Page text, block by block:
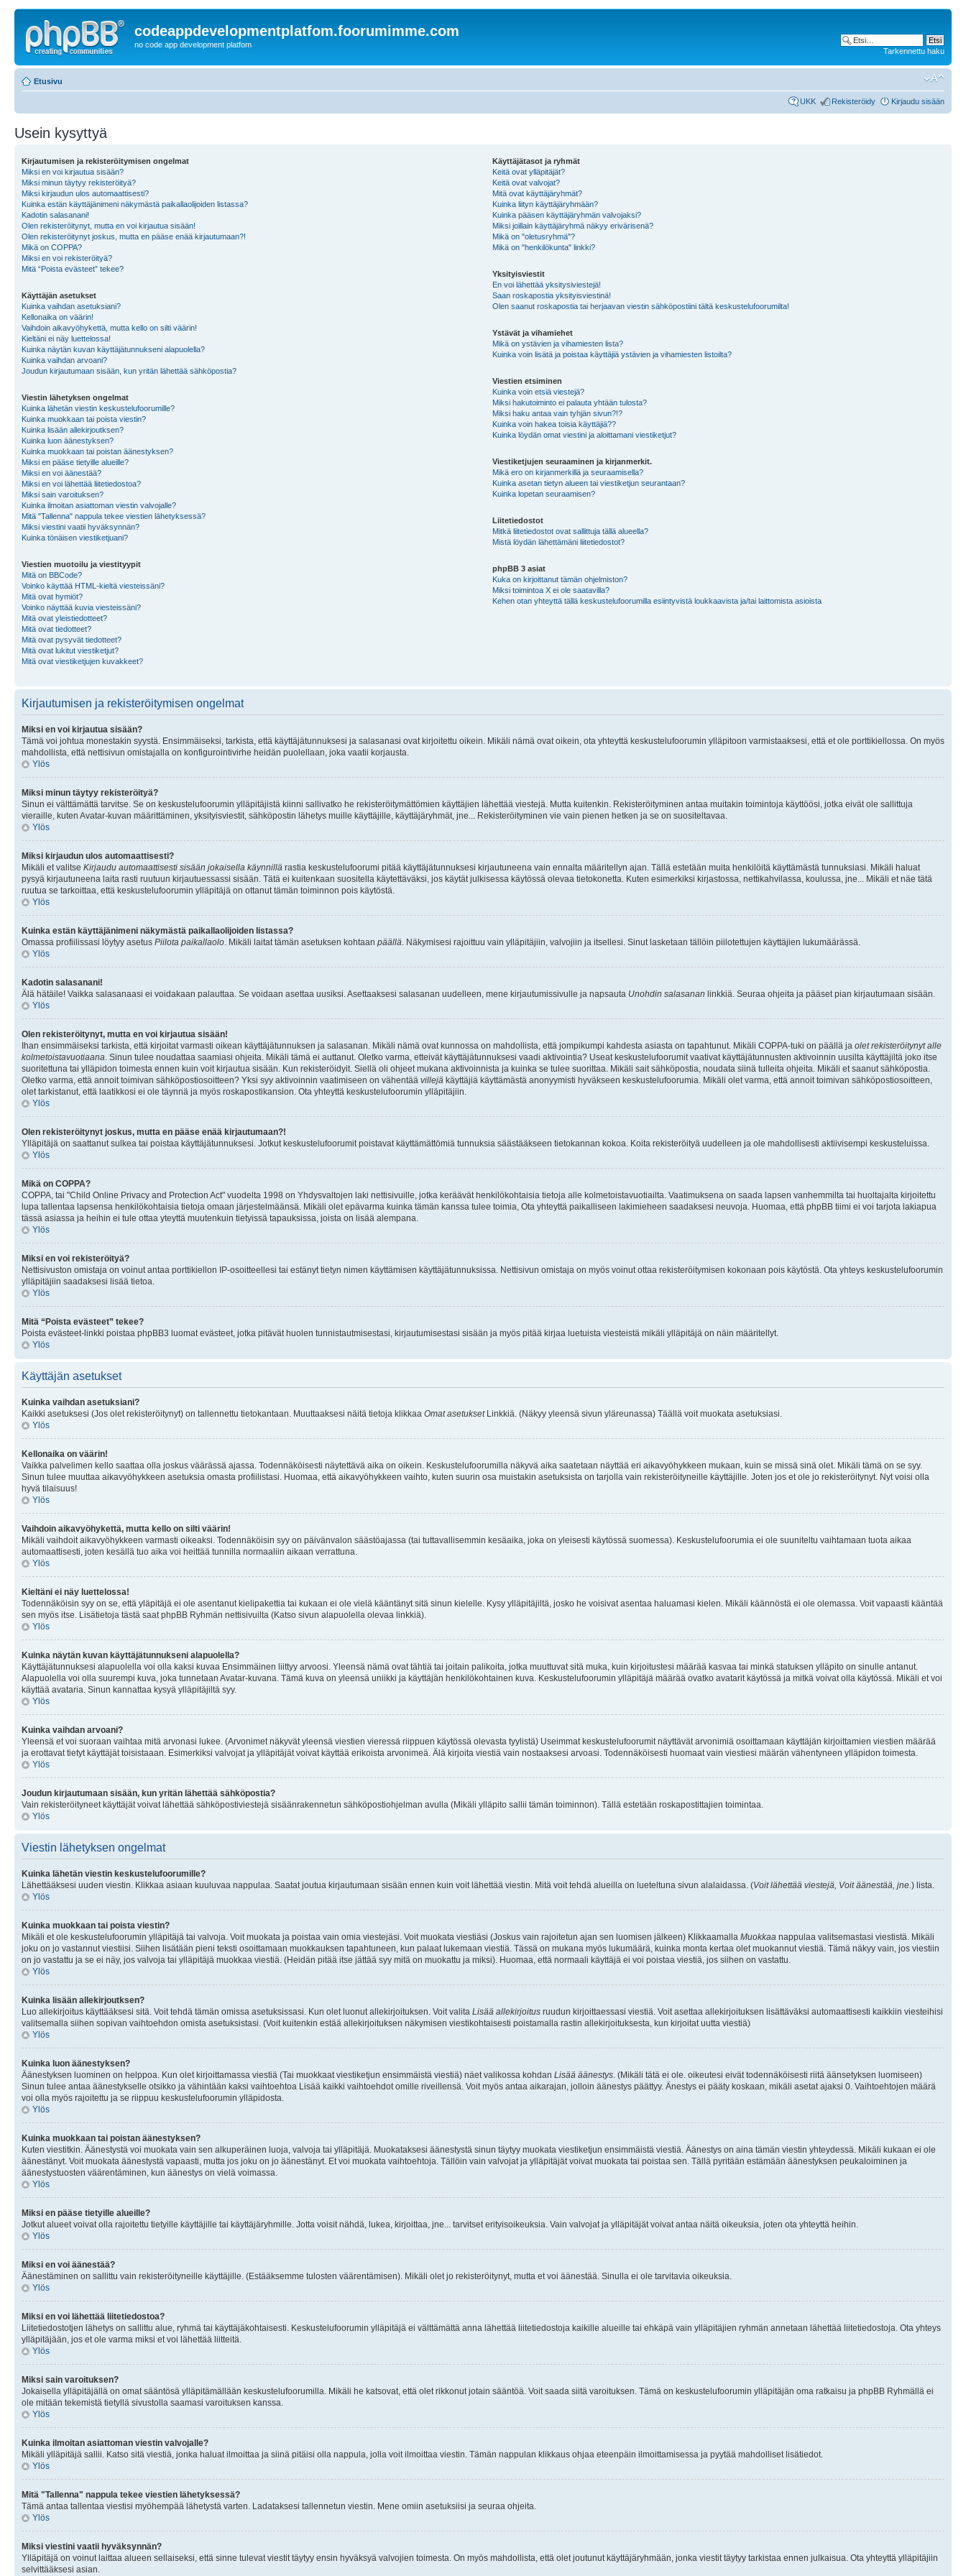
codeappdevelopmentplatfom.foorumimme.com
no code app development platfom
Tarkennettu haku
Etusivu
UKK Rekisteröidy Kirjaudu sisään
Usein kysyttyä
Kirjautumisen ja rekisteröitymisen ongelmat
Miksi en voi kirjautua sisään?
Miksi minun täytyy rekisteröityä?
Miksi kirjaudun ulos automaattisesti?
Kuinka estän käyttäjänimeni näkymästä paikallaolijoiden listassa?
Kadotin salasanani!
Olen rekisteröitynyt, mutta en voi kirjautua sisään!
Olen rekisteröitynyt joskus, mutta en pääse enää kirjautumaan?!
Mikä on COPPA?
Miksi en voi rekisteröityä?
Mitä “Poista evästeet” tekee?
Käyttäjän asetukset
Kuinka vaihdan asetuksiani?
Kellonaika on väärin!
Vaihdoin aikavyöhykettä, mutta kello on silti väärin!
Kieltäni ei näy luettelossa!
Kuinka näytän kuvan käyttäjätunnukseni alapuolella?
Kuinka vaihdan arvoani?
Joudun kirjautumaan sisään, kun yritän lähettää sähköpostia?
Viestin lähetyksen ongelmat
Kuinka lähetän viestin keskustelufoorumille?
Kuinka muokkaan tai poista viestin?
Kuinka lisään allekirjoutksen?
Kuinka luon äänestyksen?
Kuinka muokkaan tai poistan äänestyksen?
Miksi en pääse tietyille alueille?
Miksi en voi äänestää?
Miksi en voi lähettää liitetiedostoa?
Miksi sain varoituksen?
Kuinka ilmoitan asiattoman viestin valvojalle?
Mitä "Tallenna" nappula tekee viestien lähetyksessä?
Miksi viestini vaatii hyväksynnän?
Kuinka tönäisen viestiketjuani?
Viestien muotoilu ja viestityypit
Mitä on BBCode?
Voinko käyttää HTML-kieltä viesteissäni?
Mitä ovat hymiöt?
Voinko näyttää kuvia viesteissäni?
Mitä ovat yleistiedotteet?
Mitä ovat tiedotteet?
Mitä ovat pysyvät tiedotteet?
Mitä ovat lukitut viestiketjut?
Mitä ovat viestiketjujen kuvakkeet?
Käyttäjätasot ja ryhmät
Keitä ovat ylläpitäjät?
Keitä ovat valvojat?
Mitä ovat käyttäjäryhmät?
Kuinka liityn käyttäjäryhmään?
Kuinka pääsen käyttäjäryhmän valvojaksi?
Miksi joillain käyttäjäryhmä näkyy erivärisenä?
Mikä on "oletusryhmä"?
Mikä on "henkilökunta" linkki?
Yksityisviestit
En voi lähettää yksitysiviestejä!
Saan roskapostia yksityisviestinä!
Olen saanut roskapostia tai herjaavan viestin sähköpostiini tältä keskustelufoorumilta!
Ystävät ja vihamiehet
Mikä on ystävien ja vihamiesten lista?
Kuinka voin lisätä ja poistaa käyttäjiä ystävien ja vihamiesten listoilta?
Viestien etsiminen
Kuinka voin etsiä viestejä?
Miksi hakutoiminto ei palauta yhtään tulosta?
Miksi haku antaa vain tyhjän sivun?!?
Kuinka voin hakea toisia käyttäjiä??
Kuinka löydän omat viestini ja aloittamani viestiketjut?
Viestiketjujen seuraaminen ja kirjanmerkit.
Mikä ero on kirjanmerkillä ja seuraamisella?
Kuinka asetan tietyn alueen tai viestiketjun seurantaan?
Kuinka lopetan seuraamisen?
Liitetiedostot
Mitkä liitetiedostot ovat sallittuja tällä alueella?
Mistä löydän lähettämäni liitetiedostot?
phpBB 3 asiat
Kuka on kirjoittanut tämän ohjelmiston?
Miksi toimintoa X ei ole saatavilla?
Kehen otan yhteyttä tällä keskustelufoorumilla esiintyvistä loukkaavista ja/tai laittomista asioista
Kirjautumisen ja rekisteröitymisen ongelmat
Miksi en voi kirjautua sisään?
Tämä voi johtua monestakin syystä. Ensimmäiseksi, tarkista, että käyttäjätunnuksesi ja salasanasi ovat kirjoitettu oikein. Mikäli nämä ovat oikein, ota yhteyttä keskustelufoorumin ylläpitoon varmistaaksesi, että et ole porttikiellossa. On myös
mahdollista, että nettisivun omistajalla on konfigurointivirhe heidän puolellaan, joka vaatii korjausta.
Ylös
Miksi minun täytyy rekisteröityä?
Sinun ei välttämättä tarvitse. Se on keskustelufoorumin ylläpitäjistä kiinni sallivatko he rekisteröitymättömien käyttäjien lähettää viestejä. Mutta kuitenkin. Rekisteröityminen antaa muitakin toimintoja käyttöösi, jotka eivät ole sallittuja
vieraille, kuten Avatar-kuvan määrittäminen, yksityisviestit, sähköpostin lähetys muille käyttäjille, käyttäjäryhmät, jne... Rekisteröityminen vie vain pienen hetken ja se on suositeltavaa.
Ylös
Miksi kirjaudun ulos automaattisesti?
Mikäli et valitse Kirjaudu automaattisesti sisään jokaisella käynnillä rastia keskustelufoorumi pitää käyttäjätunnuksesi kirjautuneena vain ennalta määritellyn ajan. Tällä estetään muita henkilöitä käyttämästä tunnuksiasi. Mikäli haluat
pysyä kirjautuneena laita rasti ruutuun kirjautuessassi sisään. Tätä ei kuitenkaan suositella käytettäväksi, jos käytät julkisessa käytössä olevaa tietokonetta. Kuten esimerkiksi kirjastossa, nettikahvilassa, koulussa, jne... Mikäli et näe tätä
ruutua se tarkoittaa, että keskustelufoorumin ylläpitäjä on ottanut tämän toiminnon pois käytöstä.
Ylös
Kuinka estän käyttäjänimeni näkymästä paikallaolijoiden listassa?
Omassa profiilissasi löytyy asetus Piilota paikallaolo . Mikäli laitat tämän asetuksen kohtaan päällä . Näkymisesi rajoittuu vain ylläpitäjiin, valvojiin ja itsellesi. Sinut lasketaan tällöin piilotettujen käyttäjien lukumäärässä.
Ylös
Kadotin salasanani!
Älä hätäile! Vaikka salasanaasi ei voidakaan palauttaa. Se voidaan asettaa uusiksi. Asettaaksesi salasanan uudelleen, mene kirjautumissivulle ja napsauta Unohdin salasanan linkkiä. Seuraa ohjeita ja pääset pian kirjautumaan sisään.
Ylös
Olen rekisteröitynyt, mutta en voi kirjautua sisään!
Ihan ensimmäiseksi tarkista, että kirjoitat varmasti oikean käyttäjätunnuksen ja salasanan. Mikäli nämä ovat kunnossa on mahdollista, että jompikumpi kahdesta asiasta on tapahtunut. Mikäli COPPA-tuki on päällä ja olet rekisteröitynyt alle
kolmetoistavuotiaana . Sinun tulee noudattaa saamiasi ohjeita. Mikäli tämä ei auttanut. Oletko varma, etteivät käyttäjätunnuksesi vaadi aktivointia? Useat keskustelufoorumit vaativat käyttäjätunnusten aktivoinnin uusilta käyttäjiltä joko itse
suoritettuna tai ylläpidon toimesta ennen kuin voit kirjautua sisään. Kun rekisteröidyit. Siellä oli ohjeet mukana aktivoinnista ja kuinka se tulee suorittaa. Mikäli sait sähköpostia, noudata siinä tulleita ohjeita. Mikäli et saanut sähköpostia.
Oletko varma, että annoit toimivan sähköpostiosoitteen? Yksi syy aktivoinnin vaatimiseen on vähentää villejä käyttäjiä käyttämästä anonyymisti hyväkseen keskustelufoorumia. Mikäli olet varma, että annoit toimivan sähköpostiosoitteen,
olet tarkistanut, että laatikkosi ei ole täynnä ja myös roskapostikansion. Ota yhteyttä keskustelufoorumin ylläpitäjiin.
Ylös
Olen rekisteröitynyt joskus, mutta en pääse enää kirjautumaan?!
Ylläpitäjä on saattanut sulkea tai poistaa käyttäjätunnuksesi. Jotkut keskustelufoorumit poistavat käyttämättömiä tunnuksia säästääkseen tietokannan kokoa. Koita rekisteröityä uudelleen ja ole mahdollisesti aktiivisempi keskusteluissa.
Ylös
Mikä on COPPA?
COPPA, tai "Child Online Privacy and Protection Act" vuodelta 1998 on Yhdysvaltojen laki nettisivuille, jotka keräävät henkilökohtaisia tietoja alle kolmetoistavuotiailta. Vaatimuksena on saada lapsen vanhemmilta tai huoltajalta kirjoitettu
lupa tallentaa lapsensa henkilökohtaisia tietoja omaan järjestelmäänsä. Mikäli olet epävarma kuinka tämän kanssa tulee toimia, Ota yhteyttä paikalliseen lakimieheen saadaksesi neuvoja. Huomaa, että phpBB tiimi ei voi tarjota lakiapua
tässä asiassa ja heihin ei tule ottaa yteyttä muutenkuin tietyissä tapauksissa, joista on lisää alempana.
Ylös
Miksi en voi rekisteröityä?
Nettisivuston omistaja on voinut antaa porttikiellon IP-osoitteellesi tai estänyt tietyn nimen käyttämisen käyttäjätunnuksissa. Nettisivun omistaja on myös voinut ottaa rekisteröitymisen kokonaan pois käytöstä. Ota yhteys keskustelufoorumin
ylläpitäjiin saadaksesi lisää tietoa.
Ylös
Mitä “Poista evästeet” tekee?
Poista evästeet-linkki poistaa phpBB3 luomat evästeet, jotka pitävät huolen tunnistautmisestasi, kirjautumisestasi sisään ja myös pitää kirjaa luetuista viesteistä mikäli ylläpitäjä on näin määritellyt.
Ylös
Käyttäjän asetukset
Kuinka vaihdan asetuksiani?
Kaikki asetuksesi (Jos olet rekisteröitynyt) on tallennettu tietokantaan. Muuttaaksesi näitä tietoja klikkaa Omat asetuksetLinkkiä. (Näkyy yleensä sivun yläreunassa) Täällä voit muokata asetuksiasi.
Ylös
Kellonaika on väärin!
Vaikka palvelimen kello saattaa olla joskus väärässä ajassa. Todennäköisesti näytettävä aika on oikein. Keskustelufoorumilla näkyvä aika saatetaan näyttää eri aikavyöhykkeen mukaan, kuin se missä sinä olet. Mikäli tämä on se syy.
Sinun tulee muuttaa aikavyöhykkeen asetuksia omasta profiilistasi. Huomaa, että aikavyöhykkeen vaihto, kuten suurin osa muistakin asetuksista on tarjolla vain rekisteröityneille käyttäjille. Joten jos et ole jo rekisteröitynyt. Nyt voisi olla
hyvä tilaisuus!
Ylös
Vaihdoin aikavyöhykettä, mutta kello on silti väärin!
Mikäli vaihdoit aikavyöhykkeen varmasti oikeaksi. Todennäköisin syy on päivänvalon säästöajassa (tai tuttavallisemmin kesäaika, joka on yleisesti käytössä suomessa). Keskustelufoorumia ei ole suuniteltu vaihtamaan tuota aikaa
automaattisesti, joten kesällä tuo aika voi heittää tunnilla normaaliin aikaan verrattuna.
Ylös
Kieltäni ei näy luettelossa!
Todennäköisin syy on se, että yläpitäjä ei ole asentanut kielipakettia tai kukaan ei ole vielä kääntänyt sitä sinun kielelle. Kysy ylläpitäjiltä, josko he voisivat asentaa haluamasi kielen. Mikäli käännöstä ei ole olemassa. Voit vapaasti kääntää
sen myös itse. Lisätietoja tästä saat phpBB Ryhmän nettisivuilta (Katso sivun alapuolella olevaa linkkiä).
Ylös
Kuinka näytän kuvan käyttäjätunnukseni alapuolella?
Käyttäjätunnuksesi alapuolella voi olla kaksi kuvaa Ensimmäinen liittyy arvoosi. Yleensä nämä ovat tähtiä tai joitain palikoita, jotka muuttuvat sitä muka, kuin kirjoitustesi määrää kasvaa tai minkä statuksen ylläpito on sinulle antanut.
Alapuolella voi olla suurempi kuva, joka tunnetaan Avatar-kuvana. Tämä kuva on yleensä uniikki ja käyttäjän henkilökohtainen kuva. Keskustelufoorumin ylläpitäjä määrää ovatko avatarit käytössä ja mitkä voivat olla käytössä. Mikäli et voi
käyttää avataria. Sinun kannattaa kysyä ylläpitäjiltä syy.
Ylös
Kuinka vaihdan arvoani?
Yleensä et voi suoraan vaihtaa mitä arvonasi lukee. (Arvonimet näkyvät yleensä viestien vieressä riippuen käytössä olevasta tyylistä) Useimmat keskustelufoorumit näyttävät arvonimiä osoittamaan käyttäjän kirjoittamien viestien määrää
ja erottavat tietyt käyttäjät toisistaaan. Esimerkiksi valvojat ja ylläpitäjät voivat käyttää erikoista arvonimeä. Älä kirjoita viestiä vain nostaaksesi arvoasi. Todennäköisesti huomaat vain viestiesi määrän vähentyneen ylläpidon toimesta.
Ylös
Joudun kirjautumaan sisään, kun yritän lähettää sähköpostia?
Vain rekisteröityneet käyttäjät voivat lähettää sähköpostiviestejä sisäänrakennetun sähköpostiohjelman avulla (Mikäli ylläpito sallii tämän toiminnon). Tällä estetään roskapostittajien toimintaa.
Ylös
Viestin lähetyksen ongelmat
Kuinka lähetän viestin keskustelufoorumille?
Lähettääksesi uuden viestin. Klikkaa asiaan kuuluvaa nappulaa. Saatat joutua kirjautumaan sisään ennen kuin voit lähettää viestin. Mitä voit tehdä alueilla on lueteltuna sivun alalaidassa. (Voit lähettää viestejä, Voit äänestää, jne. ) lista.
Ylös
Kuinka muokkaan tai poista viestin?
Mikäli et ole keskustelufoorumin ylläpitäjä tai valvoja. Voit muokata ja poistaa vain omia viestejäsi. Voit muokata viestiäsi (Joskus vain rajoitetun ajan sen luomisen jälkeen) Klikkaamalla Muokkaa nappulaa valitsemastasi viestistä. Mikäli
joku on jo vastannut viestiisi. Siihen lisätään pieni teksti osoittamaan muokkauksen tapahtuneen, kun palaat lukemaan viestiä. Tässä on mukana myös lukumäärä, kuinka monta kertaa olet muokannut viestiä. Tämä näkyy vain, jos viestiin
on jo vastattu ja se ei näy, jos valvoja tai ylläpitäjä muokkaa viestiä. (Heidän pitää itse jättää syy mitä on muokattu ja miksi). Huomaa, että normaali käyttäjä ei voi poistaa viestiä, jos siihen on vastattu.
Ylös
Kuinka lisään allekirjoutksen?
Luo allekirjoitus käyttääksesi sitä. Voit tehdä tämän omissa asetuksissasi. Kun olet luonut allekirjoituksen. Voit valita Lisää allekirjoitus ruudun kirjoittaessasi viestiä. Voit asettaa allekirjoituksen lisättäväksi automaattisesti kaikkiin viesteihisi
valitsemalla siihen sopivan vaihtoehdon omista asetuksistasi. (Voit kuitenkin estää allekirjoituksen näkymisen viestikohtaisesti poistamalla rastin allekirjoituksesta, kun kirjoitat uutta viestiä)
Ylös
Kuinka luon äänestyksen?
Äänestyksen luominen on helppoa. Kun olet kirjoittamassa viestiä (Tai muokkaat viestiketjun ensimmäistä viestiä) näet valikossa kohdan Lisää äänestys . (Mikäli tätä ei ole. oikeutesi eivät todennäköisesti riitä äänsetyksen luomiseen)
Sinun tulee antaa äänestykselle otsikko ja vähintään kaksi vaihtoehtoa Lisää kaikki vaihtoehdot omille riveillensä. Voit myös antaa aikarajan, jolloin äänestys päättyy. Änestys ei pääty koskaan, mikäli asetat ajaksi 0. Vaihtoehtojen määrä
voi olla myös rajoitettu ja se riippuu keskustelufoorumin ylläpidosta.
Ylös
Kuinka muokkaan tai poistan äänestyksen?
Kuten viestitkin. Äänestystä voi muokata vain sen alkuperäinen luoja, valvoja tai ylläpitäjä. Muokataksesi äänestystä sinun täytyy muokata viestiketjun ensimmäistä viestiä. Äänestys on aina tämän viestin yhteydessä. Mikäli kukaan ei ole
äänestänyt. Voit muokata äänestystä vapaasti, mutta jos joku on jo äänestänyt. Et voi muokata vaihtoehtoja. Tällöin vain valvojat ja ylläpitäjät voivat muokata tai poistaa sen. Tällä pyritään estämään äänestyksen peukaloiminen ja
äänestystuosten väärentäminen, kun äänestys on vielä voimassa.
Ylös
Miksi en pääse tietyille alueille?
Jotkut alueet voivat olla rajoitettu tietyille käyttäjille tai käyttäjäryhmille. Jotta voisit nähdä, lukea, kirjoittaa, jne... tarvitset erityisoikeuksia. Vain valvojat ja ylläpitäjät voivat antaa näitä oikeuksia, joten ota yhteyttä heihin.
Ylös
Miksi en voi äänestää?
Äänestäminen on sallittu vain rekisteröityneille käyttäjille. (Estääksemme tulosten väärentämisen). Mikäli olet jo rekisteröitynyt, mutta et voi äänestää. Sinulla ei ole tarvitavia oikeuksia.
Ylös
Miksi en voi lähettää liitetiedostoa?
Liitetiedostotjen lähetys on sallittu alue, ryhmä tai käyttäjäkohtaisesti. Keskustelufoorumin ylläpitäjä ei välttämättä anna lähettää liitetiedostoja kaikille alueille tai ehkäpä vain ylläpitäjien ryhmän annetaan lähettää liitetiedostoja. Ota yhteys
ylläpitäjään, jos et ole varma miksi et voi lähettää liitteitä.
Ylös
Miksi sain varoituksen?
Jokaisella ylläpitäjällä on omat sääntösä ylläpitämällään keskustelufoorumilla. Mikäli he katsovat, että olet rikkonut jotain sääntöä. Voit saada siitä varoituksen. Tämä on keskustelufoorumin ylläpitäjän oma ratkaisu ja phpBB Ryhmällä ei
ole mitään tekemistä tietyllä sivustolla saamasi varoituksen kanssa.
Ylös
Kuinka ilmoitan asiattoman viestin valvojalle?
Mikäli ylläpitäjä sallii. Katso sitä viestiä, jonka haluat ilmoittaa ja siinä pitäisi olla nappula, jolla voit ilmoittaa viestin. Tämän nappulan klikkaus ohjaa eteenpäin ilmoittamisessa ja pyytää mahdolliset lisätiedot.
Ylös
Mitä "Tallenna" nappula tekee viestien lähetyksessä?
Tämä antaa tallentaa viestisi myöhempää lähetystä varten. Ladataksesi tallennetun viestin. Mene omiin asetuksiisi ja seuraa ohjeita.
Ylös
Miksi viestini vaatii hyväksynnän?
Ylläpitäjä on voinut laittaa alueen sellaiseksi, että sinne tulevat viestit täytyy ensin hyväksyä valvojien toimesta. On myös mahdollista, että olet joutunut käyttäjäryhmään, jonka viestit täytyy tarkistaa ennen julkaisua. Ota yhteyttä ylläpitäjiin
selvittääksesi asian.